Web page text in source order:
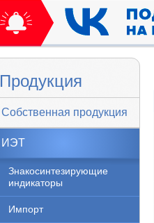
Продукция
Собственная продукция
ИЭТ
Знакосинтезирующие
индикаторы
Импорт